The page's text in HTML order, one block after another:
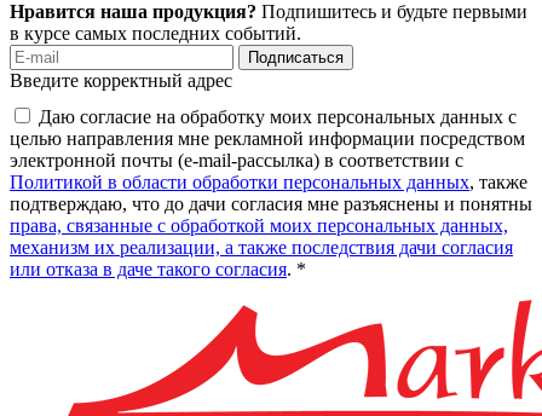
Нравится наша продукция? Подпишитесь и будьте первыми
в курсе самых последних событий.
Подписаться
Введите корректный адрес
Даю согласие на обработку моих персональных данных с
целью направления мне рекламной информации посредством
электронной почты (e-mail-рассылка) в соответствии с
Политикой в области обработки персональных данных, также
подтверждаю, что до дачи согласия мне разъяснены и понятны
права, связанные с обработкой моих персональных данных,
механизм их реализации, а также последствия дачи согласия
или отказа в даче такого согласия. *